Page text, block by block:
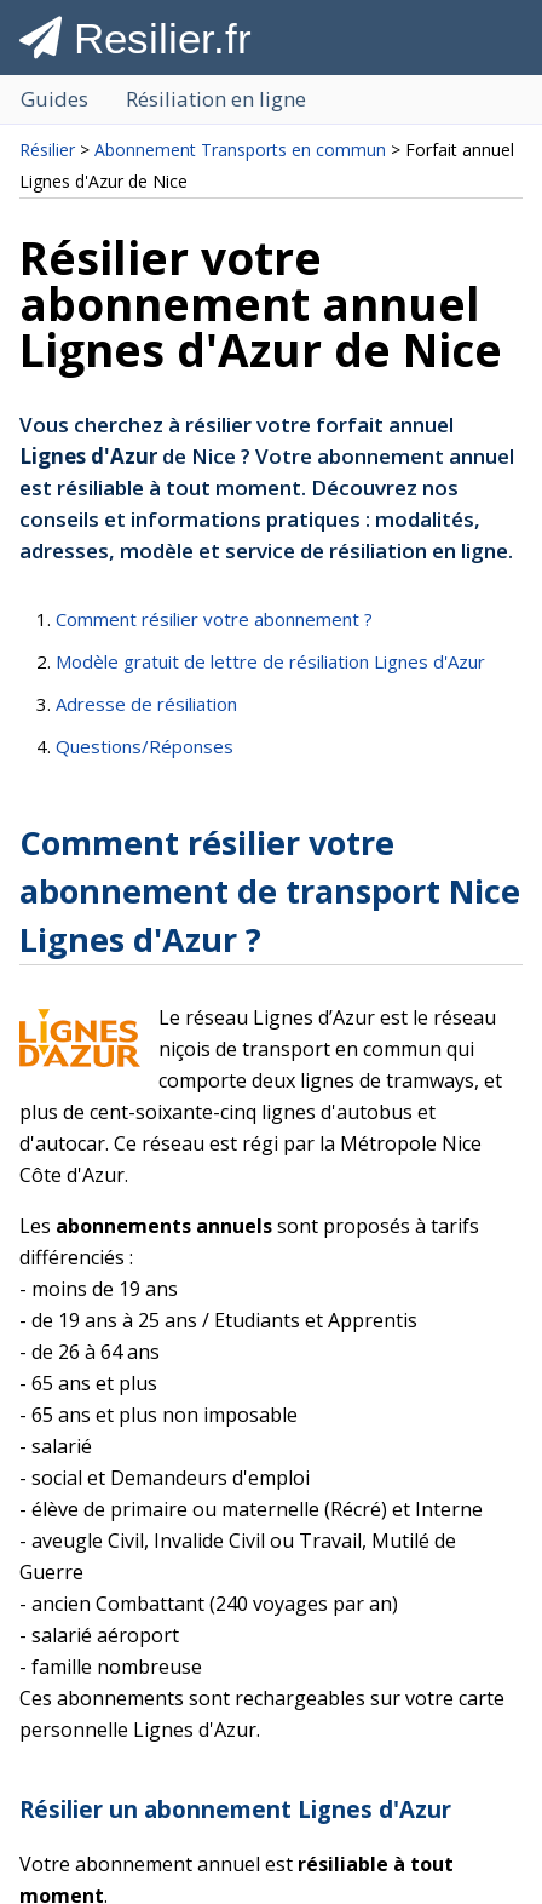
Resilier.fr
Guides Résiliation en ligne
Résilier > Abonnement Transports en commun > Forfait annuel
Lignes d'Azur de Nice
Résilier votre
abonnement annuel
Lignes d'Azur de Nice
Vous cherchez à résilier votre forfait annuel
Lignes d'Azur de Nice ? Votre abonnement annuel
est résiliable à tout moment. Découvrez nos
conseils et informations pratiques : modalités,
adresses, modèle et service de résiliation en ligne.
Comment résilier votre abonnement ?
Modèle gratuit de lettre de résiliation Lignes d'Azur
Adresse de résiliation
Questions/Réponses
Comment résilier votre
abonnement de transport Nice
Lignes d'Azur ?
Le réseau Lignes d’Azur est le réseau
niçois de transport en commun qui
comporte deux lignes de tramways, et
plus de cent-soixante-cinq lignes d'autobus et
d'autocar. Ce réseau est régi par la Métropole Nice
Côte d'Azur.
Les abonnements annuelssont proposés à tarifs
différenciés :
- moins de 19 ans
- de 19 ans à 25 ans / Etudiants et Apprentis
- de 26 à 64 ans
- 65 ans et plus
- 65 ans et plus non imposable
- salarié
- social et Demandeurs d'emploi
- élève de primaire ou maternelle (Récré) et Interne
- aveugle Civil, Invalide Civil ou Travail, Mutilé de
Guerre
- ancien Combattant (240 voyages par an)
- salarié aéroport
- famille nombreuse
Ces abonnements sont rechargeables sur votre carte
personnelle Lignes d'Azur.
Résilier un abonnement Lignes d'Azur
Votre abonnement annuel est résiliable à tout
moment.